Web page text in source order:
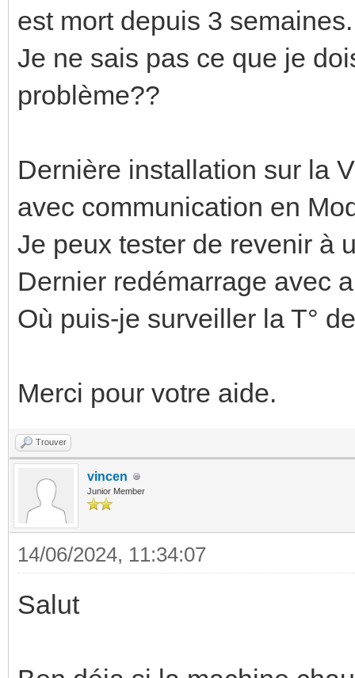
est mort depuis 3 semaines.
Je ne sais pas ce que je
problème??
Dernière installation sur la
avec communication en
Je peux tester de revenir à
Dernier redémarrage avec
Où puis-je surveiller la T°
Merci pour votre aide.
Trouver
vincen
Junior Member
14/06/2024, 11:34:07
Salut